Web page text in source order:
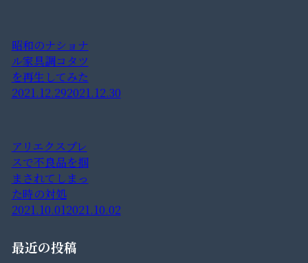
昭和のナショナ
ル家具調コタツ
を再生してみた
2021.12.292021.12.30
アリエクスプレ
スで不良品を掴
まされてしまっ
た時の対処
2021.10.012021.10.02
最近の投稿